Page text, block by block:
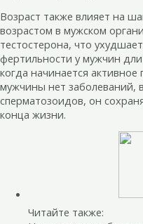
Возраст также влияет на
возрастом в мужском
тестостерона, что
фертильности у мужчин
когда начинается
мужчины нет заболеваний,
сперматозоидов, он
конца жизни.
Читайте также: